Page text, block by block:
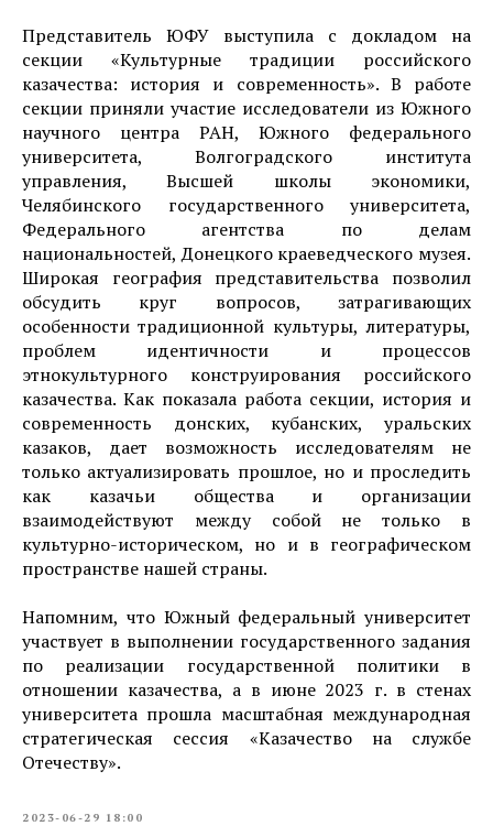
Представитель ЮФУ выступила с докладом на
секции «Культурные традиции российского
казачества: история и современность». В работе
секции приняли участие исследователи из Южного
научного центра РАН, Южного федерального
университета, Волгоградского института
управления, Высшей школы экономики,
Челябинского государственного университета,
Федерального агентства по делам
национальностей, Донецкого краеведческого музея.
Широкая география представительства позволил
обсудить круг вопросов, затрагивающих
особенности традиционной культуры, литературы,
проблем идентичности и процессов
этнокультурного конструирования российского
казачества. Как показала работа секции, история и
современность донских, кубанских, уральских
казаков, дает возможность исследователям не
только актуализировать прошлое, но и проследить
как казачьи общества и организации
взаимодействуют между собой не только в
культурно-историческом, но и в географическом
пространстве нашей страны.
Напомним, что Южный федеральный университет
участвует в выполнении государственного задания
по реализации государственной политики в
отношении казачества, а в июне 2023 г. в стенах
университета прошла масштабная международная
стратегическая сессия «Казачество на службе
Отечеству».
2023-06-29 18:00